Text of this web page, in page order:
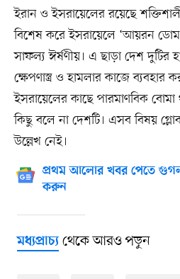
ইরান ও ইসরায়েলের রয়েছে
বিশেষ করে ইসরায়েলে ‘আয়রন
সাফল্য ঈর্ষণীয়। এ ছাড়া দেশ দুটির
ক্ষেপণাস্ত্র ও হামলার কাজে ব্যবহার
ইসরায়েলের কাছে পারমাণবিক
কিছু বলে না দেশটি। এসব বিষয়
উল্লেখ নেই।
প্রথম আলোর খবর পেতে
করুন
মধ্যপ্রাচ্যথেকে আরও পড়ুন